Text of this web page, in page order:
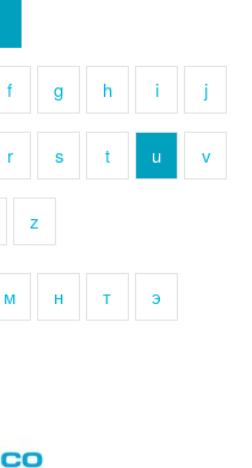
f g h i j
r s t u v
z
м н т э